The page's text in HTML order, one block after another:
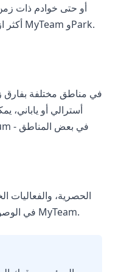
في الوصول إلى المحتوى الذي لا يتوفر رسميًا في بلدك. هذا مهم بشكل خاص لجمع بطاقات نادرة في وضع MyTeam.